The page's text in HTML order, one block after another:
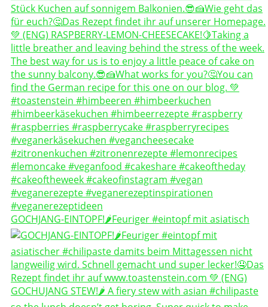
GOCHJANG-EINTOPF!🌶️Feuriger #eintopf mit asiatisch